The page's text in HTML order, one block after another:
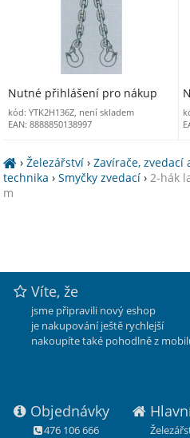
Nutné přihlášení pro nákup
kód: YTK2H136Z, není skladem
EAN: 8888850138997
›Železářství ›Zavírače, zvedací
technika ›Smyčky zvedací ›2-hák
m
Víte, že
jsme připravili nový eshop
je nakupování ještě rychlejší
nakoupíte také pohodlně z
Objednávky
476 106 666